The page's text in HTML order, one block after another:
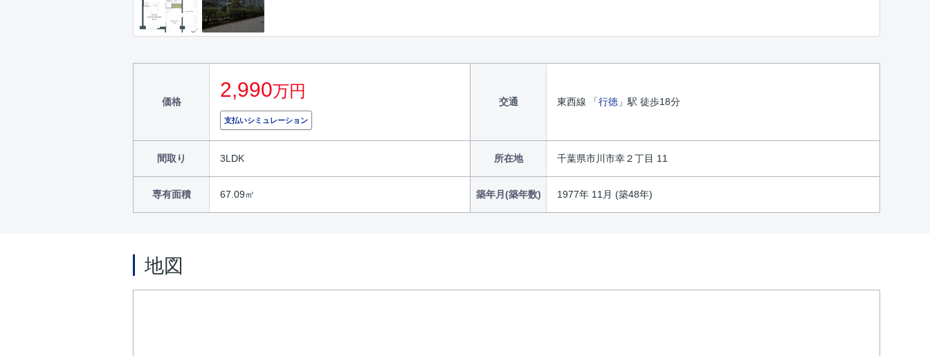
価格
2,990万円
支払いシミュレーション
交通 東西線 「行徳 」駅 徒歩18分
間取り 3LDK 所在地 千葉県市川市幸２丁目 11
専有面積 67.09㎡ 築年月(築年数) 1977年 11月 (築48年)
地図